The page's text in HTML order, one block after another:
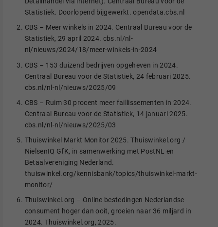
Statistiek. Doorlopend bijgewerkt. opendata.cbs.nl
CBS – Meer winkels in 2024. Centraal Bureau voor de
Statistiek, 29 april 2024. cbs.nl/nl-
nl/nieuws/2024/18/meer-winkels-in-2024
CBS – 153 duizend bedrijven opgeheven in 2024.
Centraal Bureau voor de Statistiek, 24 februari 2025.
cbs.nl/nl-nl/nieuws/2025/09
CBS – Ruim 30 procent meer faillissementen in 2024.
Centraal Bureau voor de Statistiek, 14 januari 2025.
cbs.nl/nl-nl/nieuws/2025/03
Thuiswinkel Markt Monitor 2025. Thuiswinkel.org /
NielsenIQ GfK, in samenwerking met PostNL en
Betaalvereniging Nederland.
thuiswinkel.org/kennisbank/topics/thuiswinkel-markt-
monitor/
Thuiswinkel.org – Online bestedingen Nederlandse
consument hoger dan ooit, groeien naar 36 miljard in
2024. Thuiswinkel.org, 2025.